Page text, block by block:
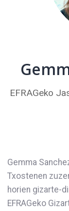
EFRAGeko
Gemma
Txostenen
horien gizarte-
EFRAGeko